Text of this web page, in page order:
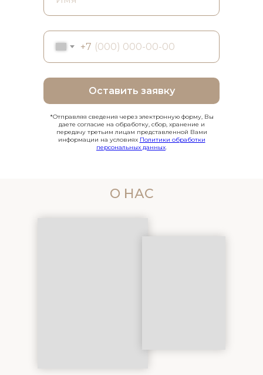
+7
Оставить заявку
*Отправляя сведения через электронную форму, Вы
даете согласие на обработку, сбор, хранение и
передачу третьим лицам представленной Вами
информации на условиях Политики обработки
персональных данных.
О НАС